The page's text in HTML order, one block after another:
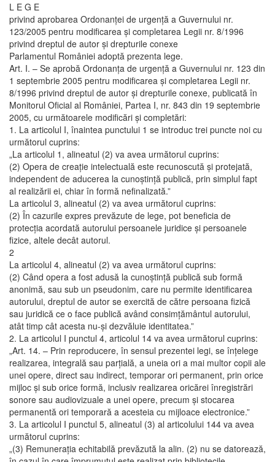
L E G E
privind aprobarea Ordonanţei de urgenţă a Guvernului nr.
123/2005 pentru modificarea şi completarea Legii nr. 8/1996
privind dreptul de autor şi drepturile conexe
Parlamentul României adoptă prezenta lege.
Art. I. – Se aprobă Ordonanţa de urgenţă a Guvernului nr. 123 din
1 septembrie 2005 pentru modificarea şi completarea Legii nr.
8/1996 privind dreptul de autor şi drepturile conexe, publicată în
Monitorul Oficial al României, Partea I, nr. 843 din 19 septembrie
2005, cu următoarele modificări şi completări:
1. La articolul I, înaintea punctului 1 se introduc trei puncte noi cu
următorul cuprins:
„La articolul 1, alineatul (2) va avea următorul cuprins:
(2) Opera de creaţie intelectuală este recunoscută şi protejată,
independent de aducerea la cunoştinţă publică, prin simplul fapt
al realizării ei, chiar în formă nefinalizată.”
La articolul 3, alineatul (2) va avea următorul cuprins:
(2) În cazurile expres prevăzute de lege, pot beneficia de
protecţia acordată autorului persoanele juridice şi persoanele
fizice, altele decât autorul.
2
La articolul 4, alineatul (2) va avea următorul cuprins:
(2) Când opera a fost adusă la cunoştinţă publică sub formă
anonimă, sau sub un pseudonim, care nu permite identificarea
autorului, dreptul de autor se exercită de către persoana fizică
sau juridică ce o face publică având consimţământul autorului,
atât timp cât acesta nu-şi dezvăluie identitatea.”
2. La articolul I punctul 4, articolul 14 va avea următorul cuprins:
„Art. 14. – Prin reproducere, în sensul prezentei legi, se înţelege
realizarea, integrală sau parţială, a uneia ori a mai multor copii ale
unei opere, direct sau indirect, temporar ori permanent, prin orice
mijloc şi sub orice formă, inclusiv realizarea oricărei înregistrări
sonore sau audiovizuale a unei opere, precum şi stocarea
permanentă ori temporară a acesteia cu mijloace electronice.”
3. La articolul I punctul 5, alineatul (3) al articolului 144 va avea
următorul cuprins:
„(3) Remuneraţia echitabilă prevăzută la alin. (2) nu se datorează,